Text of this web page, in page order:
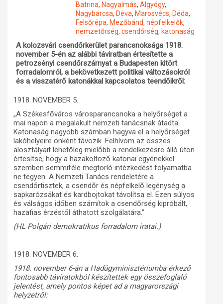
Műhelymunkák
Batrina, Nagyalmás, Algyógy,
Nagybarcsa, Déva, Marosvécs, Déda,
Felsőrépa, Mezőbánd, népfelkelők,
nemzetőrség, csendőrség, katonaság
A kolozsvári csendőrkerület parancsnoksága 1918.
november 5-én az alábbi táviratban értesítette a
petrozsényi csendőrszárnyat a Budapesten kitört
forradalomról, a bekövetkezett politikai változásokról
és a visszatérő katonákkal kapcsolatos teendőikről:
1918. NOVEMBER 5.
„A Székesfőváros városparancsnoka a helyőrséget a
mai napon a megalakult nemzeti tanácsnak átadta.
Katonaság nagyobb számban hagyva el a helyőrséget
lakóhelyeire önként távozik. Felhívom az összes
alosztályait lehetőleg mielőbb a rendelkezésre álló úton
értesítse, hogy a hazaköltöző katonai egyénekkel
szemben semmiféle megtorló intézkedést folyamatba
ne tegyen. A Nemzeti Tanács rendeletére a
csendőrtisztek, a csendőr és népfelkelő legénység a
sapkarózsákat és kardbojtokat távolítsa el. Ezen súlyos
és válságos időben számítok a csendőrség kipróbált,
hazafias érzéstől áthatott szolgálatára.”
(HL Polgári demokratikus forradalom iratai.)
1918. NOVEMBER 6.
1918. november 6-án a Hadügyminisztériumba érkező
fontosabb táviratokból készítettek egy összefoglaló
jelentést, amely pontos képet ad a magyarországi
helyzetről: